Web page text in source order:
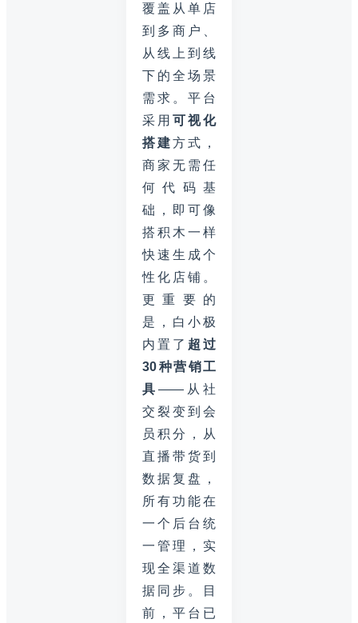
覆盖从单店
到多商户、
从线上到线
下的全场景
需求。平台
采用 可视化
搭建方式，
商家无需任
何代码基
础，即可像
搭积木一样
快速生成个
性化店铺。
更重要的
是，白小极
内置了 超过
30种营销工
具 ——从社
交裂变到会
员积分，从
直播带货到
数据复盘，
所有功能在
一个后台统
一管理，实
现全渠道数
据同步。目
前，平台已